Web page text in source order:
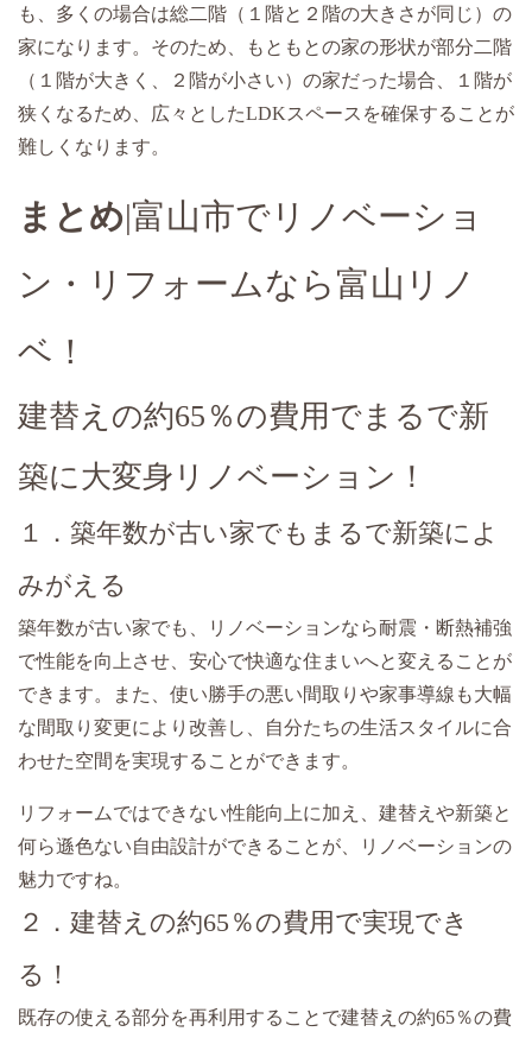
も、多くの場合は総二階（１階と２階の大きさが同じ）の
家になります。そのため、もともとの家の形状が部分二階
（１階が大きく、２階が小さい）の家だった場合、１階が
狭くなるため、広々としたLDKスペースを確保することが
難しくなります。
まとめ|富山市でリノベーショ
ン・リフォームなら富山リノ
ベ！
建替えの約65％の費用でまるで新
築に大変身リノベーション！
１．築年数が古い家でもまるで新築によ
みがえる
築年数が古い家でも、リノベーションなら耐震・断熱補強
で性能を向上させ、安心で快適な住まいへと変えることが
できます。また、使い勝手の悪い間取りや家事導線も大幅
な間取り変更により改善し、自分たちの生活スタイルに合
わせた空間を実現することができます。
リフォームではできない性能向上に加え、建替えや新築と
何ら遜色ない自由設計ができることが、リノベーションの
魅力ですね。
２．建替えの約65％の費用で実現でき
る！
既存の使える部分を再利用することで建替えの約65％の費